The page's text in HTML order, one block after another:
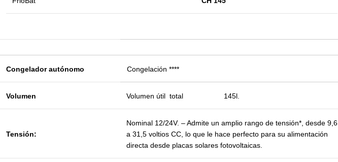
Congelador autónomo Congelación ****
Volumen Volumen útil total 145l.
Tensión:
Nominal 12/24V. – Admite un amplio rango de tensión*, desde 9,6
a 31,5 voltios CC, lo que le hace perfecto para su alimentación
directa desde placas solares fotovoltaicas.